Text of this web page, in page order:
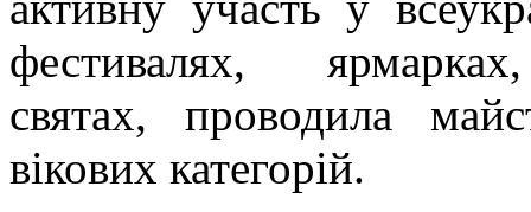
фестивалях,
святах, проводила
вікових категорій.